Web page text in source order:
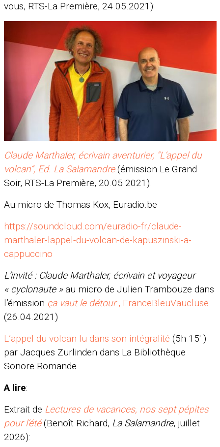
vous, RTS-La Première, 24.05.2021):
Claude Marthaler, écrivain aventurier, “L’appel du
volcan”, Ed. La Salamandre (émission Le Grand
Soir, RTS-La Première, 20.05.2021).
Au micro de Thomas Kox, Euradio.be
https://soundcloud.com/euradio-fr/claude-
marthaler-lappel-du-volcan-de-kapuszinski-a-
cappuccino
L’invité : Claude Marthaler, écrivain et voyageur
« cyclonaute »au micro de Julien Trambouze dans
l’émission ça vaut le détour, FranceBleuVaucluse
(26.04.2021)
L’appel du volcan lu dans son intégralité (5h 15′ )
par Jacques Zurlinden dans La Bibliothèque
Sonore Romande.
A lire:
Extrait de Lectures de vacances, nos sept pépites
pour l’été(Benoît Richard, La Salamandre, juillet
2026):